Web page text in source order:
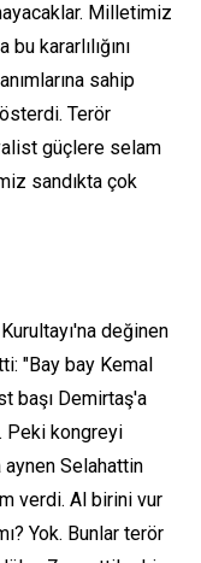
Milletimiz
kararlılığını
sahip
Terör
güçlere selam
sandıkta çok
değinen
"Bay bay Kemal
başı Demirtaş'a
Peki kongreyi
Selahattin
verdi. Al birini vur
Yok. Bunlar terör